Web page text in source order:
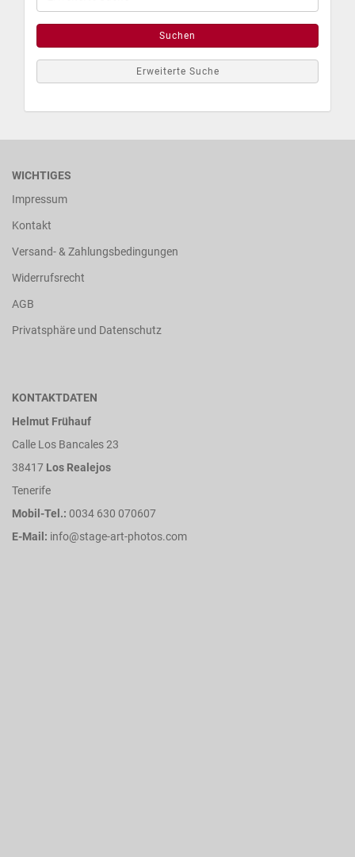
Suchen
Erweiterte Suche
WICHTIGES
Impressum
Kontakt
Versand- & Zahlungsbedingungen
Widerrufsrecht
AGB
Privatsphäre und Datenschutz
KONTAKTDATEN
Helmut Frühauf
Calle Los Bancales 23
38417 Los Realejos
Tenerife
Mobil-Tel.: 0034 630 070607
E-Mail: info@stage-art-photos.com